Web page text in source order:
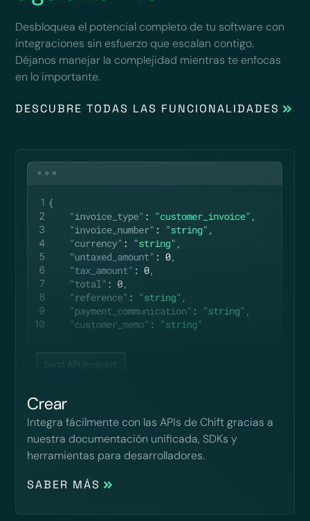
Desbloquea el potencial completo de tu software con
integraciones sin esfuerzo que escalan contigo.
Déjanos manejar la complejidad mientras te enfocas
en lo importante.
DESCUBRE TODAS LAS FUNCIONALIDADES
Crear
Integra fácilmente con las APIs de Chift gracias a
nuestra documentación unificada, SDKs y
herramientas para desarrolladores.
SABER MÁS